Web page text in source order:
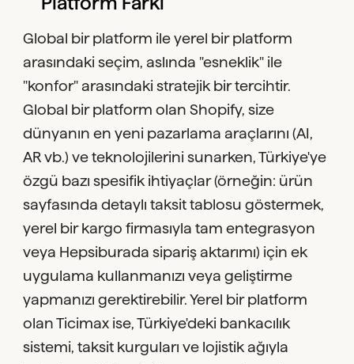
Global bir platform ile yerel bir platform
arasındaki seçim, aslında "esneklik" ile
"konfor" arasındaki stratejik bir tercihtir.
Global bir platform olan Shopify, size
dünyanın en yeni pazarlama araçlarını (AI,
AR vb.) ve teknolojilerini sunarken, Türkiye'ye
özgü bazı spesifik ihtiyaçlar (örneğin: ürün
sayfasında detaylı taksit tablosu göstermek,
yerel bir kargo firmasıyla tam entegrasyon
veya Hepsiburada sipariş aktarımı) için ek
uygulama kullanmanızı veya geliştirme
yapmanızı gerektirebilir. Yerel bir platform
olan Ticimax ise, Türkiye'deki bankacılık
sistemi, taksit kurguları ve lojistik ağıyla